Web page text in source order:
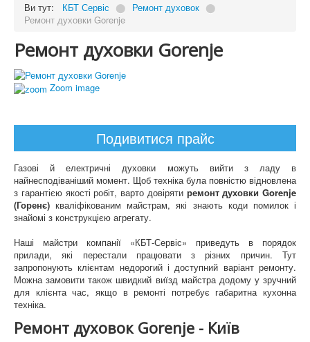
Ви тут: КБТ Сервіс ⬤ Ремонт духовок ⬤
Ремонт духовки Gorenje
Ремонт духовки Gorenje
Zoom image
Подивитися прайс
Газові й електричні духовки можуть вийти з ладу в
найнесподіваніший момент. Щоб техніка була повністю відновлена
​​з гарантією якості робіт, варто довіряти ремонт духовки Gorenje
(Горенє) кваліфікованим майстрам, які знають коди помилок і
знайомі з конструкцією агрегату.
Наші майстри компанії «КБТ-Сервіс» приведуть в порядок
прилади, які перестали працювати з різних причин. Тут
запропонують клієнтам недорогий і доступний варіант ремонту.
Можна замовити також швидкий виїзд майстра додому у зручний
для клієнта час, якщо в ремонті потребує габаритна кухонна
техніка.
Ремонт духовок Gorenje - Київ